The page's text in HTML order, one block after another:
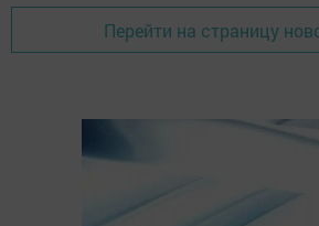
Перейти на страницу